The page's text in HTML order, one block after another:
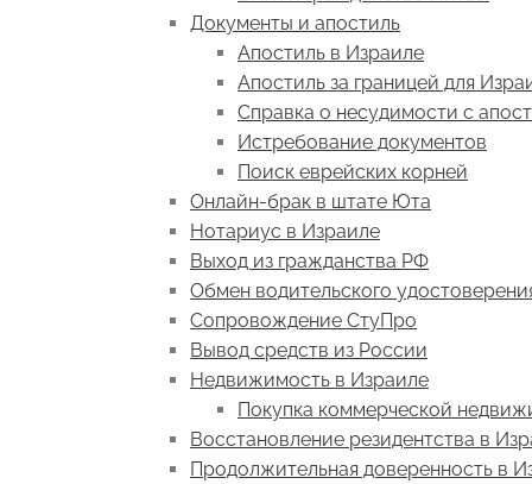
Документы и апостиль
Апостиль в Израиле
Апостиль за границей для
Справка о несудимости с
Истребование документов
Поиск еврейских корней
Онлайн-брак в штате Юта
Нотариус в Израиле
Выход из гражданства РФ
Обмен водительского
Сопровождение СтуПро
Вывод средств из России
Недвижимость в Израиле
Покупка коммерческой
Восстановление резидентства в
Продолжительная доверенность в